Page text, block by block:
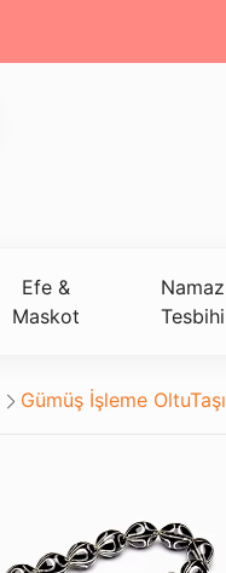
Efe &
Maskot
Namaz
Tesbihi
Gümüş İşleme OltuTaşı